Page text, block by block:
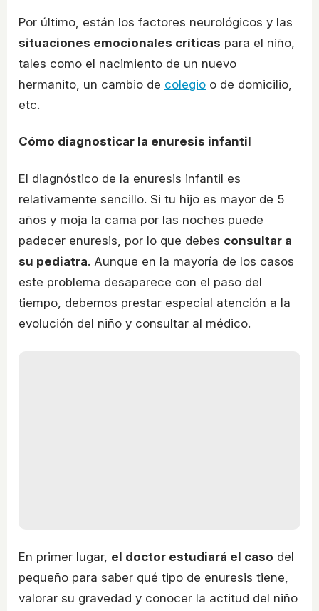
Por último, están los factores neurológicos y las
situaciones emocionales críticas para el niño,
tales como el nacimiento de un nuevo
hermanito, un cambio de colegio o de domicilio,
etc.
Cómo diagnosticar la enuresis infantil
El diagnóstico de la enuresis infantil es
relativamente sencillo. Si tu hijo es mayor de 5
años y moja la cama por las noches puede
padecer enuresis, por lo que debes consultar a
su pediatra. Aunque en la mayoría de los casos
este problema desaparece con el paso del
tiempo, debemos prestar especial atención a la
evolución del niño y consultar al médico.
En primer lugar, el doctor estudiará el caso del
pequeño para saber qué tipo de enuresis tiene,
valorar su gravedad y conocer la actitud del niño